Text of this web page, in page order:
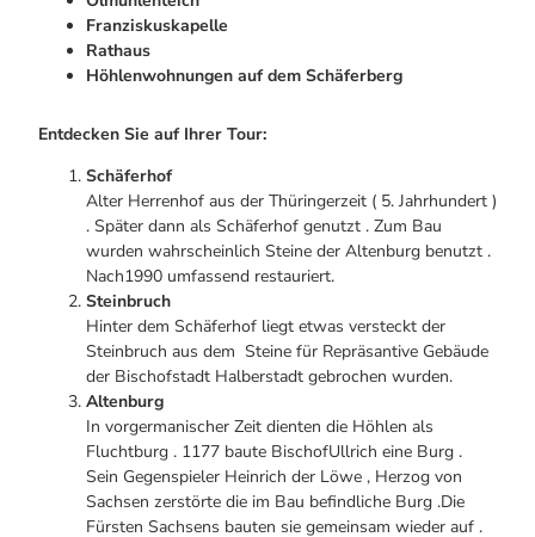
Franziskuskapelle
Rathaus
Höhlenwohnungen auf dem Schäferberg
Entdecken Sie auf Ihrer Tour:
Schäferhof
Alter Herrenhof aus der Thüringerzeit ( 5. Jahrhundert )
. Später dann als Schäferhof genutzt . Zum Bau
wurden wahrscheinlich Steine der Altenburg benutzt .
Nach1990 umfassend restauriert.
Steinbruch
Hinter dem Schäferhof liegt etwas versteckt der
Steinbruch aus dem Steine für Repräsantive Gebäude
der Bischofstadt Halberstadt gebrochen wurden.
Altenburg
In vorgermanischer Zeit dienten die Höhlen als
Fluchtburg . 1177 baute BischofUllrich eine Burg .
Sein Gegenspieler Heinrich der Löwe , Herzog von
Sachsen zerstörte die im Bau befindliche Burg .Die
Fürsten Sachsens bauten sie gemeinsam wieder auf .